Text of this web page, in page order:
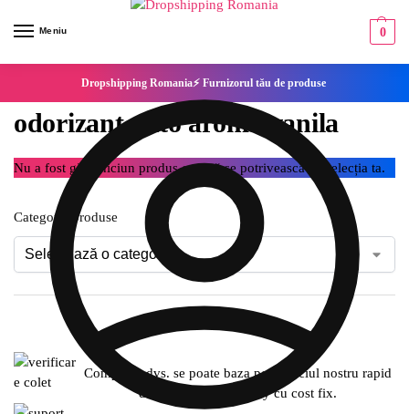
Meniu 0
Dropshipping Romania⚡ Furnizorul tău de produse
odorizant auto aroma vanila
Nu a fost găsit niciun produs care să se potrivească cu selecția ta.
Categorie produse
Compania dvs. se poate baza pe serviciul nostru rapid
de expediere SameDay cu cost fix.